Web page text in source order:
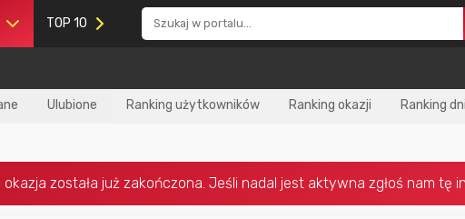
TOP 10
Ulubione Ranking użytkowników Ranking okazji Ranking